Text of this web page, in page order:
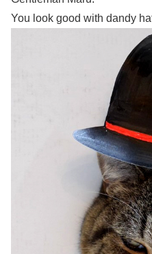
You look good with dandy